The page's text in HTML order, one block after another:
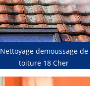
Nettoyage demoussage de
toiture 18 Cher